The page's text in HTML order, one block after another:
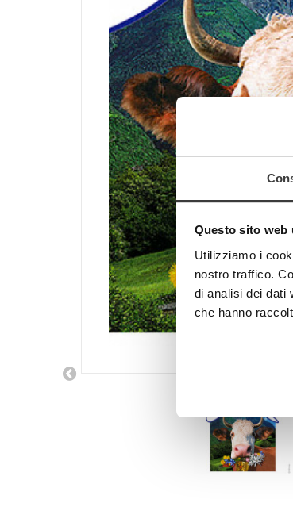
Questo sito web
Utilizziamo i
nostro traffico.
di analisi dei dati
che hanno